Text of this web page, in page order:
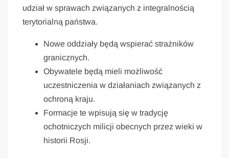
udział w sprawach związanych z integralnością
terytorialną państwa.
Nowe oddziały będą wspierać strażników
granicznych.
Obywatele będą mieli możliwość
uczestniczenia w działaniach związanych z
ochroną kraju.
Formacje te wpisują się w tradycję
ochotniczych milicji obecnych przez wieki w
historii Rosji.